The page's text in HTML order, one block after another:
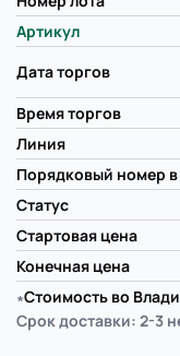
Артикул
Дата торгов
Время торгов
Линия
Порядковый номер
Статус
Стартовая цена
Конечная цена
∗Стоимость во
Срок доставки: 2-3